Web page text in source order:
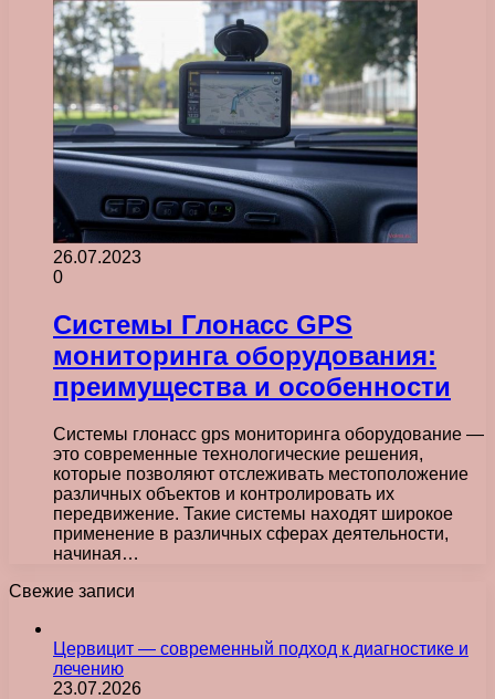
26.07.2023
0
Системы Глонасс GPS
мониторинга оборудования:
преимущества и особенности
Системы глонасс gps мониторинга оборудование —
это современные технологические решения,
которые позволяют отслеживать местоположение
различных объектов и контролировать их
передвижение. Такие системы находят широкое
применение в различных сферах деятельности,
начиная…
Свежие записи
Цервицит — современный подход к диагностике и
лечению
23.07.2026